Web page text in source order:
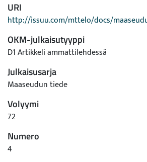
URI
http://issuu.com/mttelo/docs/
OKM-julkaisutyyppi
D1 Artikkeli ammattilehdessä
Julkaisusarja
Maaseudun tiede
Volyymi
72
Numero
4